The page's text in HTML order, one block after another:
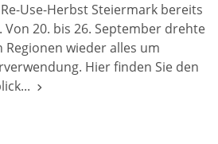
Use-Herbst Steiermark bereits
20. bis 26. September drehte
wieder alles um
Hier finden Sie den